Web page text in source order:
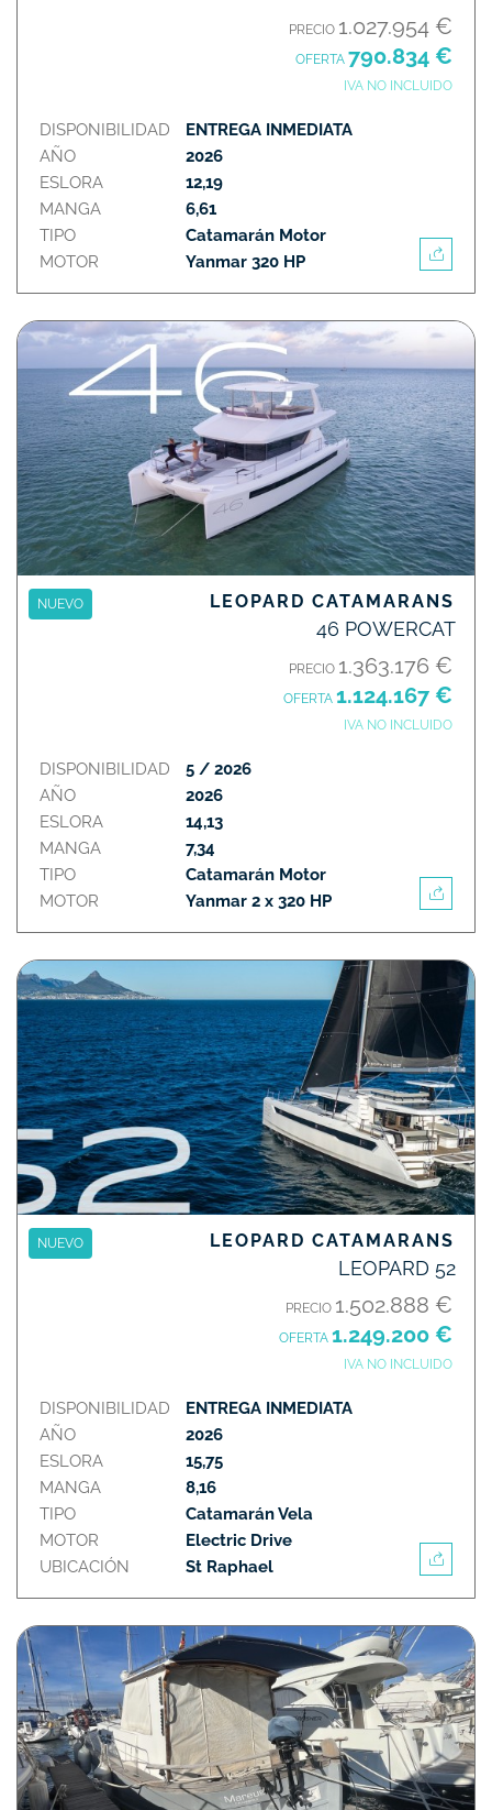
PRECIO 1.027.954 €
OFERTA 790.834 €
IVA NO INCLUIDO
DISPONIBILIDAD
AÑO
ESLORA
MANGA
TIPO
MOTOR
ENTREGA INMEDIATA
2026
12,19
6,61
Catamarán Motor
Yanmar 320 HP
NUEVO LEOPARD CATAMARANS
46 POWERCAT
PRECIO 1.363.176 €
OFERTA 1.124.167 €
IVA NO INCLUIDO
DISPONIBILIDAD
AÑO
ESLORA
MANGA
TIPO
MOTOR
5 / 2026
2026
14,13
7,34
Catamarán Motor
Yanmar 2 x 320 HP
NUEVO LEOPARD CATAMARANS
LEOPARD 52
PRECIO 1.502.888 €
OFERTA 1.249.200 €
IVA NO INCLUIDO
DISPONIBILIDAD
AÑO
ESLORA
MANGA
TIPO
MOTOR
UBICACIÓN
ENTREGA INMEDIATA
2026
15,75
8,16
Catamarán Vela
Electric Drive
St Raphael